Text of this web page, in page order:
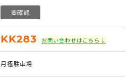
要確認
KK283 お問い合わせはこちら↓
月極駐車場